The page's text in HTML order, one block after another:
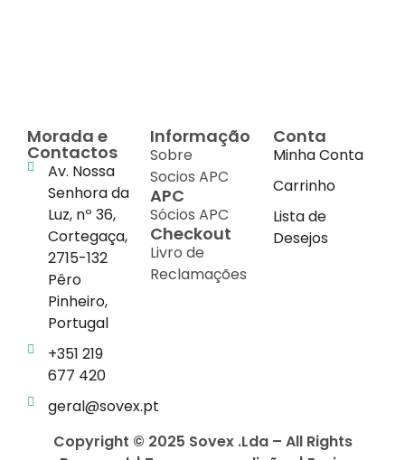
Morada e
Contactos
Av. Nossa
Senhora da
Luz, nº 36,
Cortegaça,
2715-132
Pêro
Pinheiro,
Portugal
+351 219
677 420
geral@sovex.pt
Informação
Sobre
Socios APC
APC
Sócios APC
Checkout
Livro de
Reclamações
Conta
Minha Conta
Carrinho
Lista de
Desejos
Copyright © 2025 Sovex .Lda – All Rights